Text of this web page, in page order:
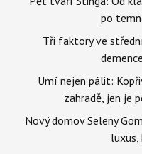
po
Tři faktory ve
Umí nejen pálit:
zahradě, jen je
Nový domov Seleny
luxus,